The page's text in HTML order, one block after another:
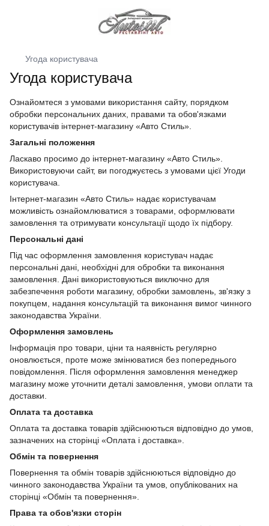
Угода користувача
Угода користувача
Ознайомтеся з умовами використання сайту, порядком
обробки персональних даних, правами та обов'язками
користувачів інтернет-магазину «Авто Стиль».
Загальні положення
Ласкаво просимо до інтернет-магазину «Авто Стиль».
Використовуючи сайт, ви погоджуєтесь з умовами цієї Угоди
користувача.
Інтернет-магазин «Авто Стиль» надає користувачам
можливість ознайомлюватися з товарами, оформлювати
замовлення та отримувати консультації щодо їх підбору.
Персональні дані
Під час оформлення замовлення користувач надає
персональні дані, необхідні для обробки та виконання
замовлення. Дані використовуються виключно для
забезпечення роботи магазину, обробки замовлень, зв'язку з
покупцем, надання консультацій та виконання вимог чинного
законодавства України.
Оформлення замовлень
Інформація про товари, ціни та наявність регулярно
оновлюється, проте може змінюватися без попереднього
повідомлення. Після оформлення замовлення менеджер
магазину може уточнити деталі замовлення, умови оплати та
доставки.
Оплата та доставка
Оплата та доставка товарів здійснюються відповідно до умов,
зазначених на сторінці «Оплата і доставка».
Обмін та повернення
Повернення та обмін товарів здійснюються відповідно до
чинного законодавства України та умов, опублікованих на
сторінці «Обмін та повернення».
Права та обов'язки сторін